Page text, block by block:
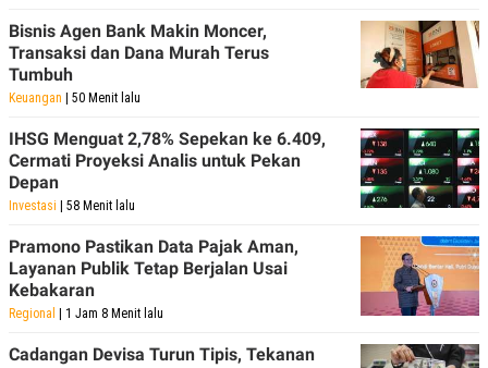
Bisnis Agen Bank Makin Moncer,
Transaksi dan Dana Murah Terus
Tumbuh
Keuangan | 50 Menit lalu
IHSG Menguat 2,78% Sepekan ke 6.409,
Cermati Proyeksi Analis untuk Pekan
Depan
Investasi | 58 Menit lalu
Pramono Pastikan Data Pajak Aman,
Layanan Publik Tetap Berjalan Usai
Kebakaran
Regional | 1 Jam 8 Menit lalu
Cadangan Devisa Turun Tipis, Tekanan